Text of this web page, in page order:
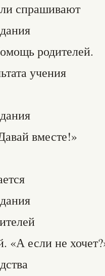
спрашивают
родителей.
учения
вместе!»
«А если не